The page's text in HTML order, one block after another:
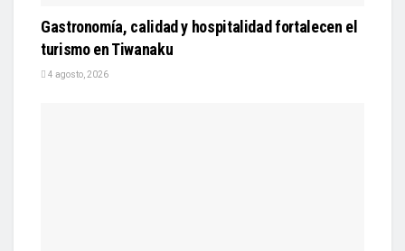
Gastronomía, calidad y hospitalidad fortalecen el
turismo en Tiwanaku
4 agosto, 2026